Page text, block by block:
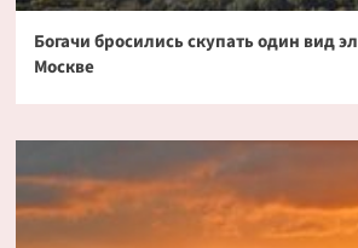
Богачи бросились скупать один вид
Москве